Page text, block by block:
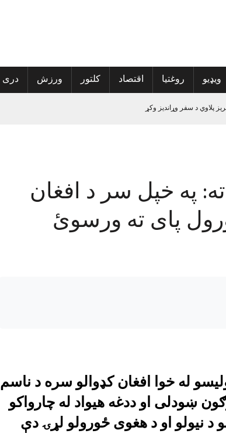
ویډیو روغتیا اقتصاد کلتور ورزش دری
په خپل سر د افغان
پای ته ورسوئ
له خوا افغان کډوالو سره د ناسم
ښودلی او ددغه هیواد له چارواکو
د نیولو او د هغوی ځورولو لړۍ دې